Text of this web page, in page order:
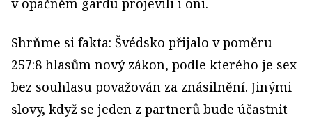
v opačném gardu projevili i oni.
Shrňme si fakta: Švédsko přijalo v poměru
257:8 hla­sům nový zákon, podle kterého je sex
bez souhlasu považován za znásilnění. Jinými
slovy, když se jeden z partnerů bude účastnit